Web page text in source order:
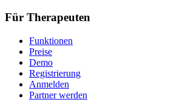
Für Therapeuten
Funktionen
Preise
Demo
Registrierung
Anmelden
Partner werden